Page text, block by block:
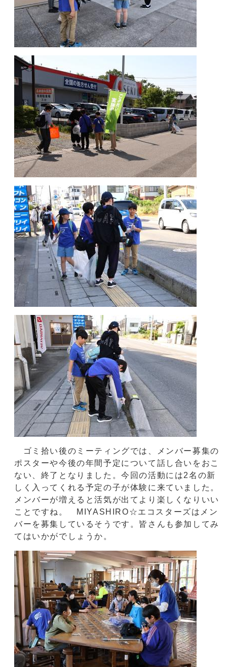
ゴミ拾い後のミーティングでは、メンバー募集の
ポスターや今後の年間予定について話し合いをおこ
ない、終了となりました。今回の活動には2名の新
しく入ってくれる予定の子が体験に来ていました。
メンバーが増えると活気が出てより楽しくなりいい
ことですね。 MIYASHIRO☆エコスターズはメン
バーを募集しているそうです。皆さんも参加してみ
てはいかがでしょうか。